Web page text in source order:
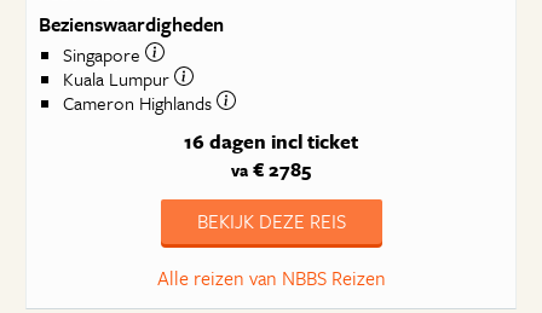
Bezienswaardigheden
Singapore
Kuala Lumpur
Cameron Highlands
16 dagen incl ticket
va € 2785
BEKIJK DEZE REIS
Alle reizen van NBBS Reizen